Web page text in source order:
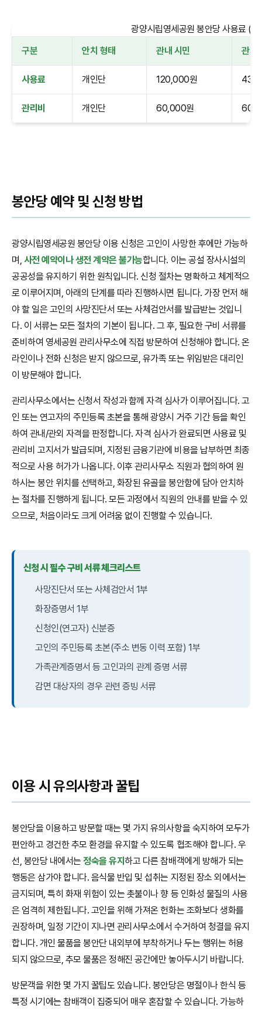
광양시립영세공원 봉안당 사용료
구분
안치 형태 관내 시민 관외
사용료 개인단 120,000원
관리비 개인단 60,000원
봉안당 예약 및 신청 방법
광양시립영세공원 봉안당 이용 신청은 고인이 사망한 후에만 가능하
며, 사전 예약이나 생전 계약은 불가능합니다. 이는 공설 장사시설의
공공성을 유지하기 위한 원칙입니다. 신청 절차는 명확하고 체계적으
로 이루어지며, 아래의 단계를 따라 진행하시면 됩니다. 가장 먼저 해
야 할 일은 고인의 사망진단서 또는 사체검안서를 발급받는 것입니
다. 이 서류는 모든 절차의 기본이 됩니다. 그 후, 필요한 구비 서류를
준비하여 영세공원 관리사무소에 직접 방문하여 신청해야 합니다. 온
라인이나 전화 신청은 받지 않으므로, 유가족 또는 위임받은 대리인
이 방문해야 합니다.
관리사무소에서는 신청서 작성과 함께 자격 심사가 이루어집니다. 고
인 또는 연고자의 주민등록 초본을 통해 광양시 거주 기간 등을 확인
하여 관내/관외 자격을 판정합니다. 자격 심사가 완료되면 사용료 및
관리비 고지서가 발급되며, 지정된 금융기관에 비용을 납부하면 최종
적으로 사용 허가가 나옵니다. 이후 관리사무소 직원과 협의하여 원
하시는 봉안 위치를 선택하고, 화장된 유골을 봉안함에 담아 안치하
는 절차를 진행하게 됩니다. 모든 과정에서 직원의 안내를 받을 수 있
으므로, 처음이라도 크게 어려움 없이 진행할 수 있습니다.
신청 시 필수 구비 서류 체크리스트
사망진단서 또는 사체검안서 1부
화장증명서 1부
신청인(연고자) 신분증
고인의 주민등록 초본(주소 변동 이력 포함) 1부
가족관계증명서 등 고인과의 관계 증명 서류
감면 대상자의 경우 관련 증빙 서류
이용 시 유의사항과 꿀팁
봉안당을 이용하고 방문할 때는 몇 가지 유의사항을 숙지하여 모두가
편안하고 경건한 추모 환경을 유지할 수 있도록 협조해야 합니다. 우
선, 봉안당 내에서는정숙을 유지하고 다른 참배객에게 방해가 되는
행동은 삼가야 합니다. 음식물 반입 및 섭취는 지정된 장소 외에서는
금지되며, 특히 화재 위험이 있는 촛불이나 향 등 인화성 물질의 사용
은 엄격히 제한됩니다. 고인을 위해 가져온 헌화는 조화보다 생화를
권장하며, 일정 기간이 지나면 관리사무소에서 수거하여 청결을 유지
합니다. 개인 물품을 봉안단 내외부에 부착하거나 두는 행위는 허용
되지 않으므로, 추모 물품은 정해진 공간에만 놓아두시기 바랍니다.
방문객을 위한 몇 가지 꿀팁도 있습니다. 봉안당은 명절이나 한식 등
특정 시기에는 참배객이 집중되어 매우 혼잡할 수 있습니다. 가능하